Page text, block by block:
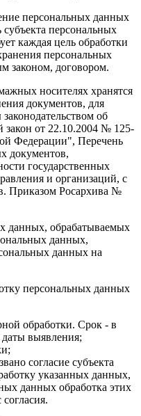
персональных данных
персональных
каждая цель обработки
персональных
законом, договором.
носителях хранятся
документов, для
об
от 22.10.2004 № 125-
Федерации", Перечень
документов,
государственных
и организаций, с
Приказом Росархива №
данных, обрабатываемых
данных,
данных на
персональных данных
обработки. Срок - в
даты выявления;
согласие субъекта
указанных данных,
данных обработка этих